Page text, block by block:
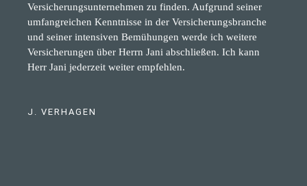
Versicherungsunternehmen zu finden. Aufgrund seiner
umfangreichen Kenntnisse in der Versicherungsbranche
und seiner intensiven Bemühungen werde ich weitere
Versicherungen über Herrn Jani abschließen. Ich kann
Herr Jani jederzeit weiter empfehlen.
J. VERHAGEN